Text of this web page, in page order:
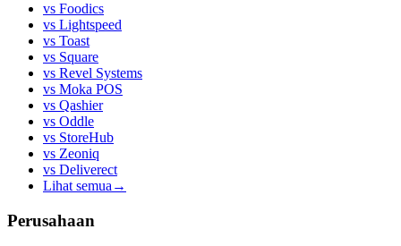
vs Foodics
vs Lightspeed
vs Toast
vs Square
vs Revel Systems
vs Moka POS
vs Qashier
vs Oddle
vs StoreHub
vs Zeoniq
vs Deliverect
Lihat semua →
Perusahaan